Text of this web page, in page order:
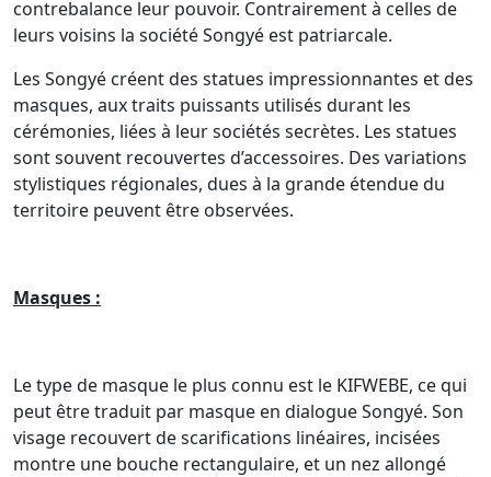
contrebalance leur pouvoir. Contrairement à celles de
leurs voisins la société Songyé est patriarcale.
Les Songyé créent des statues impressionnantes et des
masques, aux traits puissants utilisés durant les
cérémonies, liées à leur sociétés secrètes. Les statues
sont souvent recouvertes d’accessoires. Des variations
stylistiques régionales, dues à la grande étendue du
territoire peuvent être observées.
Masques :
Le type de masque le plus connu est le KIFWEBE, ce qui
peut être traduit par masque en dialogue Songyé. Son
visage recouvert de scarifications linéaires, incisées
montre une bouche rectangulaire, et un nez allongé